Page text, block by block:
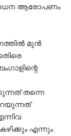
ആരോപണം
മുൻ
തന്നെ
എന്നും